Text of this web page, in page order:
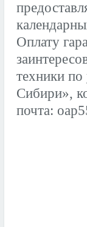
Оплату
техники
Сибири»,
почта: